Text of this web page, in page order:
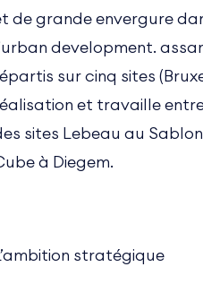
de grande envergure
development.
sur cinq sites
et travaille
sites Lebeau au
à Diegem.
stratégique